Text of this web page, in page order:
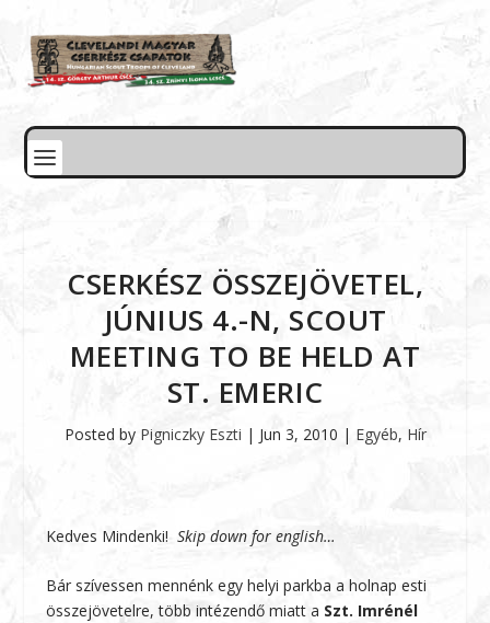
CSERKÉSZ ÖSSZEJÖVETEL,
JÚNIUS 4.-N, SCOUT
MEETING TO BE HELD AT
ST. EMERIC
Posted by Pigniczky Eszti | Jun 3, 2010 | Egyéb, Hír
Kedves Mindenki!Skip down for english…
Bár szívessen mennénk egy helyi parkba a holnap esti
összejövetelre, több intézendő miatt a Szt. Imrénél